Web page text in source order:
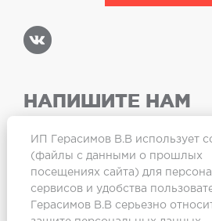
НАПИШИТЕ НАМ
ИП Герасимов В.В использует
(файлы с данными о прошлых
посещениях сайта) для
сервисов и удобства
Герасимов В.В серьезно